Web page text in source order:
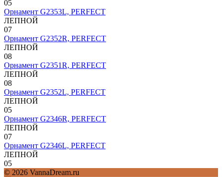
05
Орнамент G2353L, PERFECT
ЛЕПНОЙ
07
Орнамент G2352R, PERFECT
ЛЕПНОЙ
08
Орнамент G2351R, PERFECT
ЛЕПНОЙ
08
Орнамент G2352L, PERFECT
ЛЕПНОЙ
05
Орнамент G2346R, PERFECT
ЛЕПНОЙ
07
Орнамент G2346L, PERFECT
ЛЕПНОЙ
05
© 2026 VannaDream.ru